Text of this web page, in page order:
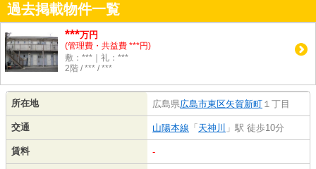
過去掲載物件一覧
***万円
(管理費・共益費 ***円)
敷：***｜礼：***
2階 / *** / ***
所在地 広島県広島市東区矢賀新町 １丁目
交通 山陽本線 「 天神川 」駅 徒歩10分
賃料 -